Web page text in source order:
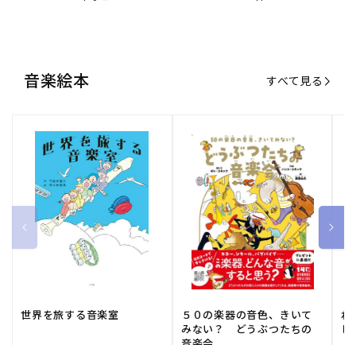
音楽絵本 すべて見る
世界を旅する音楽室
５０の楽器の音色、きいて
みない？ どうぶつたちの
ね